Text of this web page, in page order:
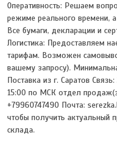
Оперативность: Решаем
режиме реального времени,
Все бумаги, декларации и
Логистика: Предоставляем
тарифам. Возможен
вашему запросу).
Поставка из г. Саратов
15:00 по МСК отдел
+79960747490 Почта:
чтобы получить актуальный
склада.